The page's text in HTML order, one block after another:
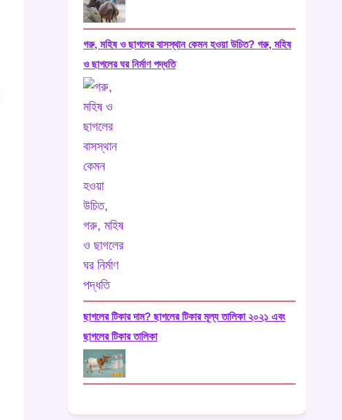
গরু, মহিষ ও ছাগলের বাসস্থান কেমন হওয়া উচিত? গরু, মহিষ
ও ছাগলের ঘর নির্মাণ পদ্ধতি
ছাগলের টিকার দাম? ছাগলের টিকার মূল্য তালিকা ২০২১ এবং
ছাগলের টিকার তালিকা